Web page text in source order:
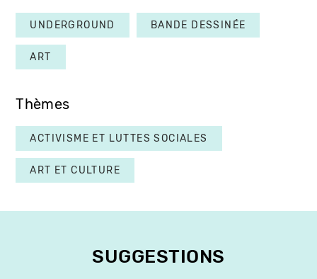
UNDERGROUND BANDE DESSINÉE
ART
Thèmes
ACTIVISME ET LUTTES SOCIALES
ART ET CULTURE
SUGGESTIONS